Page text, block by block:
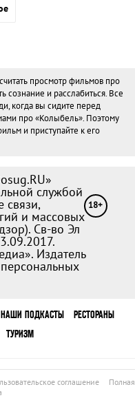
просмотр фильмов про
сознание и расслабиться. Все
когда вы сидите перед
про «Колыбель». Поэтому
и приступайте к его
службой
связи,
и массовых
Св-во Эл
Издатель
18+
НАШИ ПОДКАСТЫ
РЕСТОРАНЫ
ТУРИЗМ
соглашение
Полная